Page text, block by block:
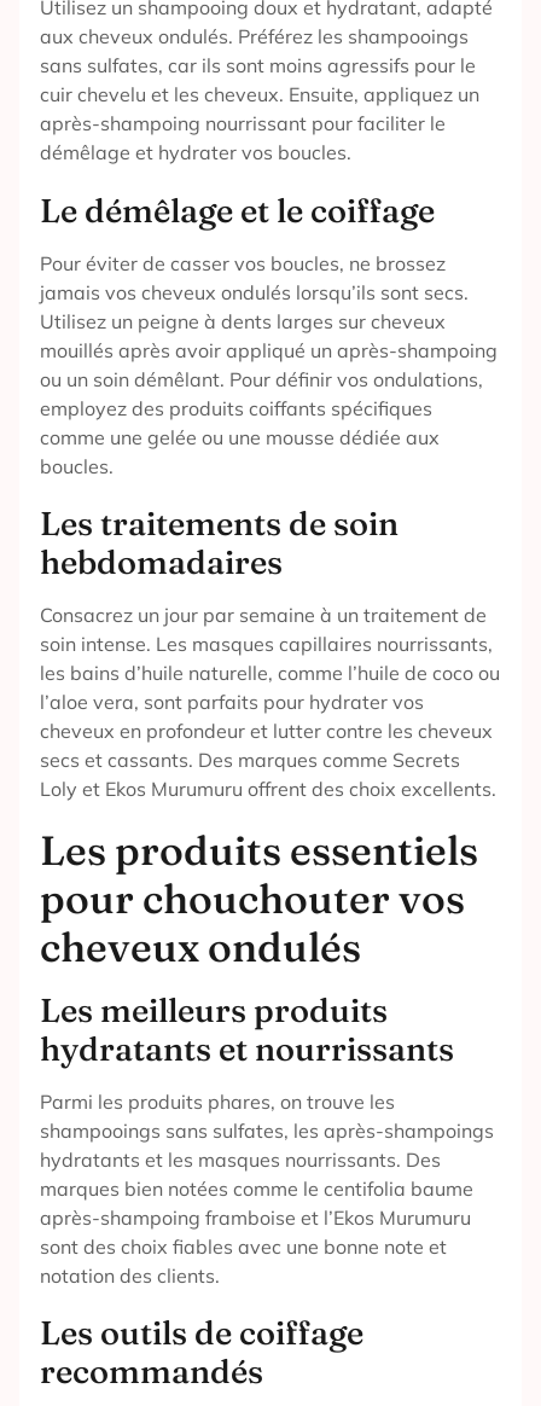
Utilisez un shampooing doux et hydratant, adapté
aux cheveux ondulés. Préférez les shampooings
sans sulfates, car ils sont moins agressifs pour le
cuir chevelu et les cheveux. Ensuite, appliquez un
après-shampoing nourrissant pour faciliter le
démêlage et hydrater vos boucles.
Le démêlage et le coiffage
Pour éviter de casser vos boucles, ne brossez
jamais vos cheveux ondulés lorsqu’ils sont secs.
Utilisez un peigne à dents larges sur cheveux
mouillés après avoir appliqué un après-shampoing
ou un soin démêlant. Pour définir vos ondulations,
employez des produits coiffants spécifiques
comme une gelée ou une mousse dédiée aux
boucles.
Les traitements de soin
hebdomadaires
Consacrez un jour par semaine à un traitement de
soin intense. Les masques capillaires nourrissants,
les bains d’huile naturelle, comme l’huile de coco ou
l’aloe vera, sont parfaits pour hydrater vos
cheveux en profondeur et lutter contre les cheveux
secs et cassants. Des marques comme Secrets
Loly et Ekos Murumuru offrent des choix excellents.
Les produits essentiels
pour chouchouter vos
cheveux ondulés
Les meilleurs produits
hydratants et nourrissants
Parmi les produits phares, on trouve les
shampooings sans sulfates, les après-shampoings
hydratants et les masques nourrissants. Des
marques bien notées comme le centifolia baume
après-shampoing framboise et l’Ekos Murumuru
sont des choix fiables avec une bonne note et
notation des clients.
Les outils de coiffage
recommandés